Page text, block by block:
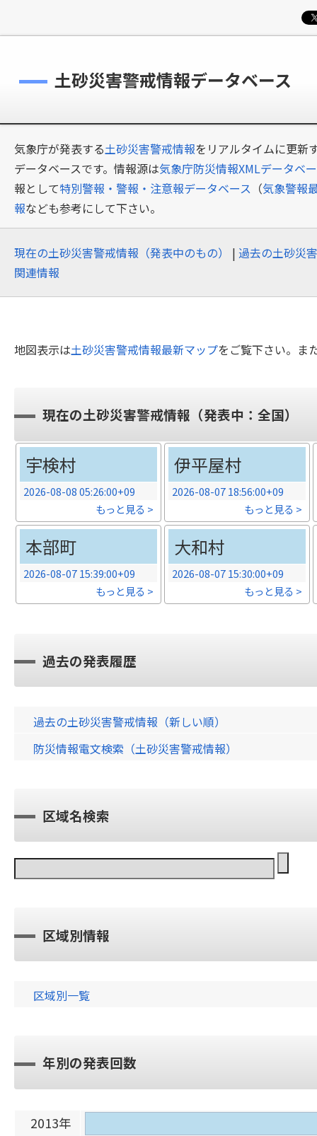
土砂災害警戒情報データベース
気象庁が発表する土砂災害警戒情報をリアルタイムに更新
データベースです。情報源は気象庁防災情報XMLデータベ
報として特別警報・警報・注意報データベース （気象警報
報なども参考にして下さい。
現在の土砂災害警戒情報（発表中のもの） | 過去の土砂災
関連情報
地図表示は土砂災害警戒情報最新マップをご覧下さい。ま
現在の土砂災害警戒情報（発表中：全国）
宇検村
2026-08-08 05:26:00+09
もっと見る >
伊平屋村
2026-08-07 18:56:00+09
もっと見る >
本部町
2026-08-07 15:39:00+09
もっと見る >
大和村
2026-08-07 15:30:00+09
もっと見る >
過去の発表履歴
過去の土砂災害警戒情報（新しい順）
防災情報電文検索（土砂災害警戒情報）
区域名検索
区域別情報
区域別一覧
年別の発表回数
2013年